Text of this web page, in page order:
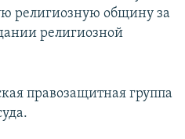
религиозную общину за
религиозной
правозащитная группа